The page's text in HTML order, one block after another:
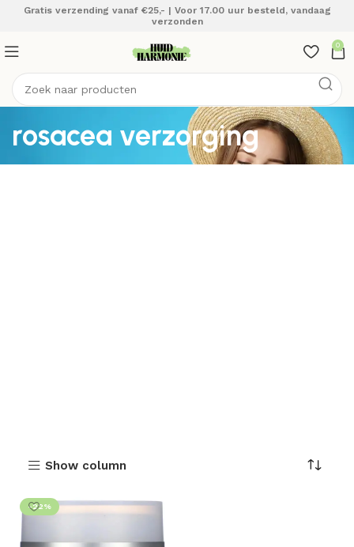
Gratis verzending vanaf €25,- | Voor 17.00 uur besteld, vandaag
verzonden
0
rosacea verzorging
Show column
-22%